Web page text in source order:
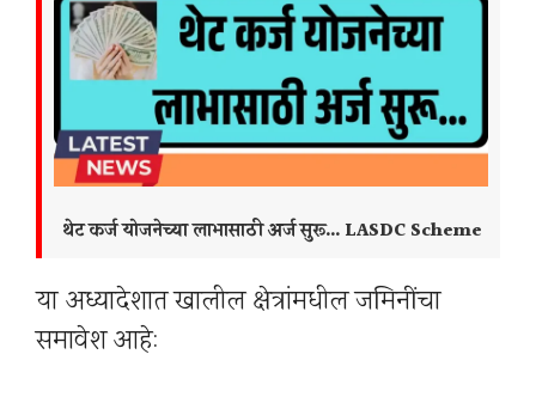
थेट कर्ज योजनेच्या लाभासाठी अर्ज सुरू… LASDC Scheme
या अध्यादेशात खालील क्षेत्रांमधील जमिनींचा
समावेश आहे: